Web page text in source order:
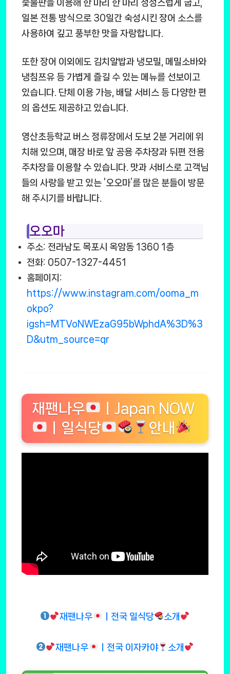
숯불판을 이용해 한 마리 한 마리 정성스럽게 굽고,
일본 전통 방식으로 30일간 숙성시킨 장어 소스를
사용하여 깊고 풍부한 맛을 자랑합니다.
또한 장어 이외에도 김치알밥과 냉모밀, 메밀소바와
냉침쯔유 등 가볍게 즐길 수 있는 메뉴를 선보이고
있습니다. 단체 이용 가능, 배달 서비스 등 다양한 편
의 옵션도 제공하고 있습니다.
영산초등학교 버스 정류장에서 도보 2분 거리에 위
치해 있으며, 매장 바로 앞 공용 주차장과 뒤편 전용
주차장을 이용할 수 있습니다. 맛과 서비스로 고객님
들의 사랑을 받고 있는 ‘오오마’를 많은 분들이 방문
해 주시기를 바랍니다.
오오마
주소: 전라남도 목포시 옥암동 1360 1층
전화: 0507-1327-4451
홈페이지:
https://www.instagram.com/ooma_m
okpo?
igsh=MTVoNWEzaG95bWphdA%3D%3
D&utm_source=qr
재팬나우
ㅣJapan NOW
ㅣ일식당
안내
재팬나우 ㅣ전국 일식당 소개
재팬나우 ㅣ전국 이자카야 소개